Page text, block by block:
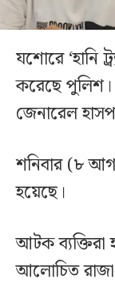
যশোরে ‘হানি
করেছে
জেনারেল
শনিবার (৮
হয়েছে।
আটক
আলোচিত রাজা